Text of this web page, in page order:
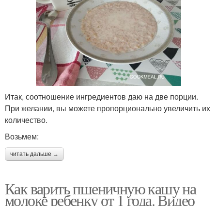
Итак, соотношение ингредиентов даю на две порции.
При желании, вы можете пропорционально увеличить их
количество.
Возьмем:
читать дальше →
Как варить пшеничную кашу на
молоке ребенку от 1 года. Видео